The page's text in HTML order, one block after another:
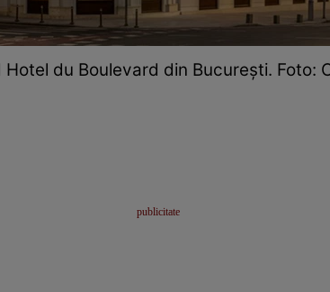
Hotel du Boulevard din București. Foto: